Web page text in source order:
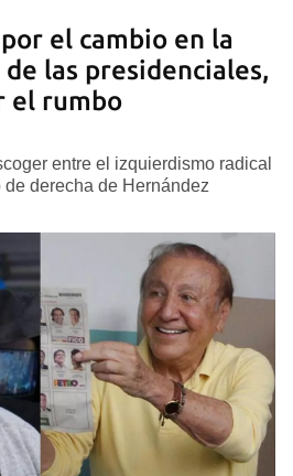
el cambio en la
las presidenciales,
el rumbo
entre el izquierdismo radical
derecha de Hernández